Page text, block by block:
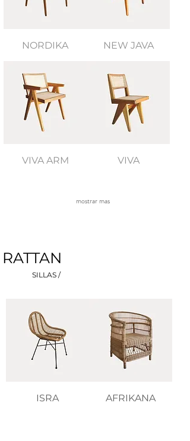
NORDIKA NEW JAVA
VIVA ARM VIVA
mostrar mas
RATTAN
SILLAS /
ISRA AFRIKANA